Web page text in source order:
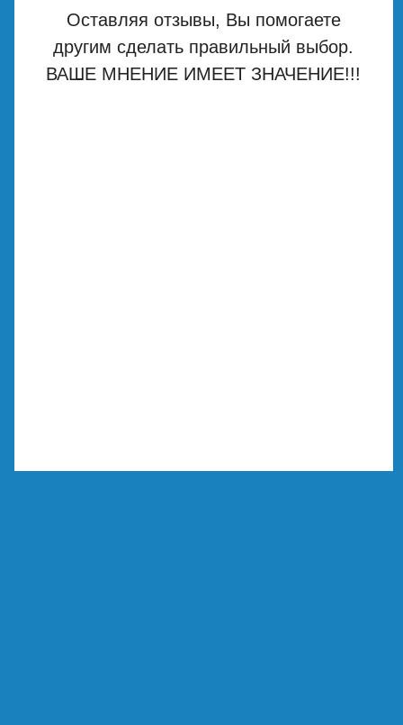
Оставляя отзывы, Вы помогаете
другим сделать правильный выбор.
ВАШЕ МНЕНИЕ ИМЕЕТ ЗНАЧЕНИЕ!!!